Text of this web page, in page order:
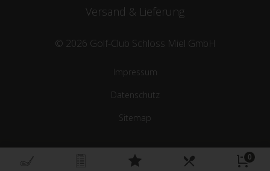
Versand & Lieferung
© 2026 Golf-Club Schloss Miel GmbH
Impressum
Datenschutz
Sitemap
0